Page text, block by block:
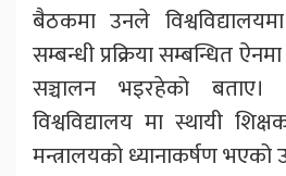
बैठकमा उनले
सम्बन्धी प्रक्रिया सम्बन्धित
सञ्चालन भइरहेको
विश्वविद्यालय मा स्थायी
मन्त्रालयको ध्यानाकर्षण